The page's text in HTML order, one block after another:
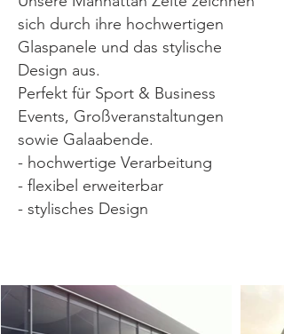
sich durch ihre hochwertigen
Glaspanele und das stylische
Design aus.
Perfekt für Sport & Business
Events, Großveranstaltungen
sowie Galaabende.
- hochwertige Verarbeitung
- flexibel erweiterbar
- stylisches Design